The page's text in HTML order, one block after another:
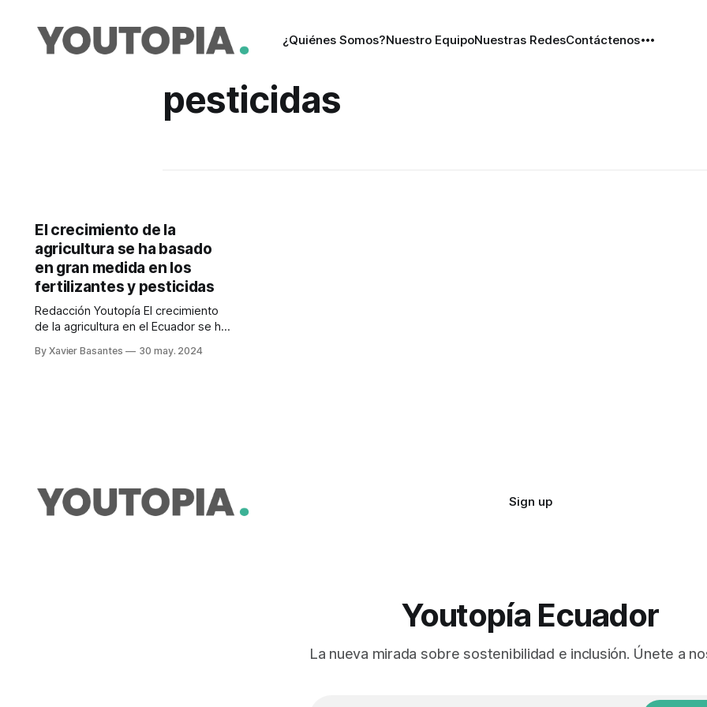
¿Quiénes Somos?Nuestro EquipoNuestras RedesContáctenos
pesticidas
El crecimiento de la
agricultura se ha basado
en gran medida en los
fertilizantes y pesticidas
Redacción Youtopía El crecimiento
de la agricultura en el Ecuador se ha
de fertilizantes y pesticidas. El uso
By Xavier Basantes 30 may. 2024
Sign up
Youtopía Ecuador
La nueva mirada sobre sostenibilidad e inclusión. Únete a